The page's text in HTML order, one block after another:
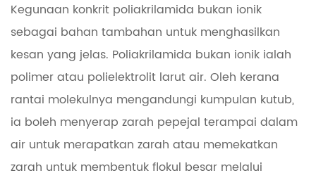
Kegunaan konkrit poliakrilamida bukan ionik
sebagai bahan tambahan untuk menghasilkan
kesan yang jelas. Poliakrilamida bukan ionik ialah
polimer atau polielektrolit larut air. Oleh kerana
rantai molekulnya mengandungi kumpulan kutub,
ia boleh menyerap zarah pepejal terampai dalam
air untuk merapatkan zarah atau memekatkan
zarah untuk membentuk flokul besar melalui